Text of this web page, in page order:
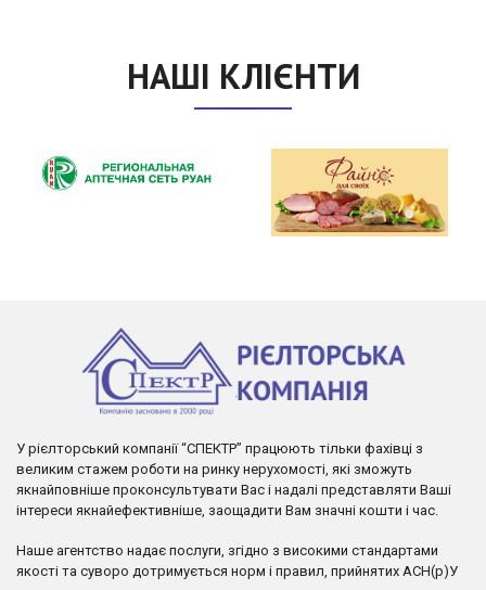
НАШІ КЛІЄНТИ
У рієлторський компанії “СПЕКТР” працюють тільки фахівці з
великим стажем роботи на ринку нерухомості, які зможуть
якнайповніше проконсультувати Вас і надалі представляти Ваші
інтереси якнайефективніше, заощадити Вам значні кошти і час.
Наше агентство надає послуги, згідно з високими стандартами
якості та суворо дотримується норм і правил, прийнятих АСН(р)У